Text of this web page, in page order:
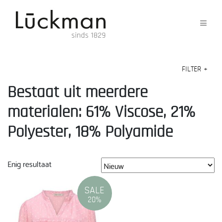
FILTER +
Bestaat uit meerdere
materialen: 61% Viscose, 21%
Polyester, 18% Polyamide
Enig resultaat
SALE
20%